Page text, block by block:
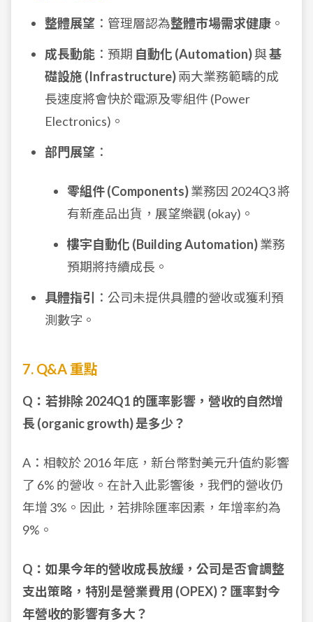
整體展望 ：管理層認為整體市場需求健康 。
成長動能 ：預期 自動化 (Automation)與基
礎設施 (Infrastructure)兩大業務範疇的成
長速度將會快於電源及零組件 (Power
Electronics)。
部門展望 ：
零組件 (Components)業務因 2024Q3 將
有新產品出貨，展望樂觀 (okay)。
樓宇自動化 (Building Automation)業務
預期將持續成長。
具體指引
：公司未提供具體的營收或獲利預
測數字。
7. Q&A 重點
Q：若排除 2024Q1 的匯率影響，營收的自然增
長 (organic growth) 是多少？
A：相較於 2016 年底，新台幣對美元升值約影響
了 6% 的營收。在計入此影響後，我們的營收仍
年增 3%。因此，若排除匯率因素，年增率約為
9%。
Q：如果今年的營收成長放緩，公司是否會調整
支出策略，特別是營業費用 (OPEX)？匯率對今
年營收的影響有多大？